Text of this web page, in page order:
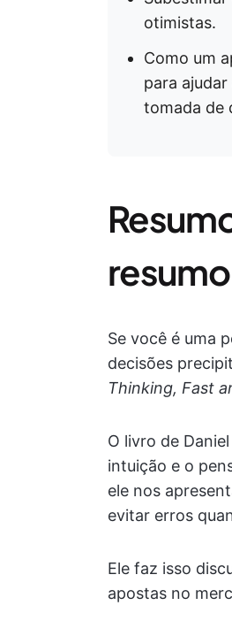
otimistas.
Como um
para
tomada de
resumo
Se você é uma
decisões
Thinking, Fast
O livro de
intuição e o
ele nos
evitar erros
Ele faz isso
apostas no